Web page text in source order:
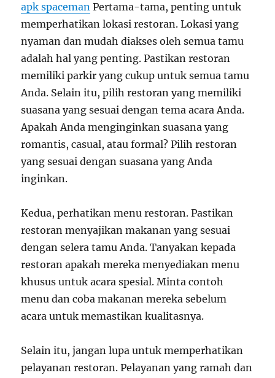
apk spaceman Pertama-tama, penting untuk
memperhatikan lokasi restoran. Lokasi yang
nyaman dan mudah diakses oleh semua tamu
adalah hal yang penting. Pastikan restoran
memiliki parkir yang cukup untuk semua tamu
Anda. Selain itu, pilih restoran yang memiliki
suasana yang sesuai dengan tema acara Anda.
Apakah Anda menginginkan suasana yang
romantis, casual, atau formal? Pilih restoran
yang sesuai dengan suasana yang Anda
inginkan.
Kedua, perhatikan menu restoran. Pastikan
restoran menyajikan makanan yang sesuai
dengan selera tamu Anda. Tanyakan kepada
restoran apakah mereka menyediakan menu
khusus untuk acara spesial. Minta contoh
menu dan coba makanan mereka sebelum
acara untuk memastikan kualitasnya.
Selain itu, jangan lupa untuk memperhatikan
pelayanan restoran. Pelayanan yang ramah dan